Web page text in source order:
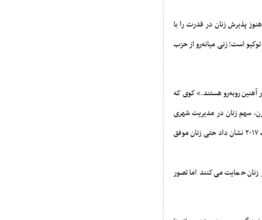
پذیرش زنان در قدرت را با
است؛ زنی میانه‌رو از حزب
آهنین روبه‌رو هستند.» کوی که
سهم زنان در مدیریت شهری
توکیو را به ۲۰ درصد یعنی دو برابر میانگین ملی رساند؛ با این حال، شکست حزبش در انتخابات ۲۰۱۷ نشان داد حتی زنان موفق
حمایت می‌کنند اما تصور